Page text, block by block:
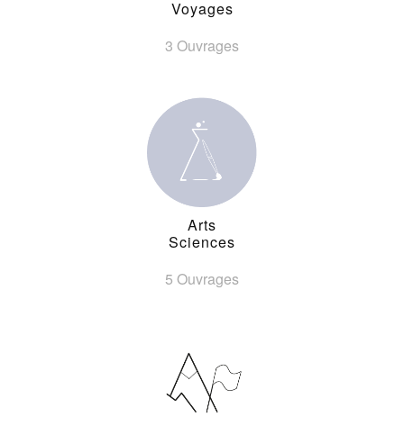
Voyages
3 Ouvrages
Arts
Sciences
5 Ouvrages